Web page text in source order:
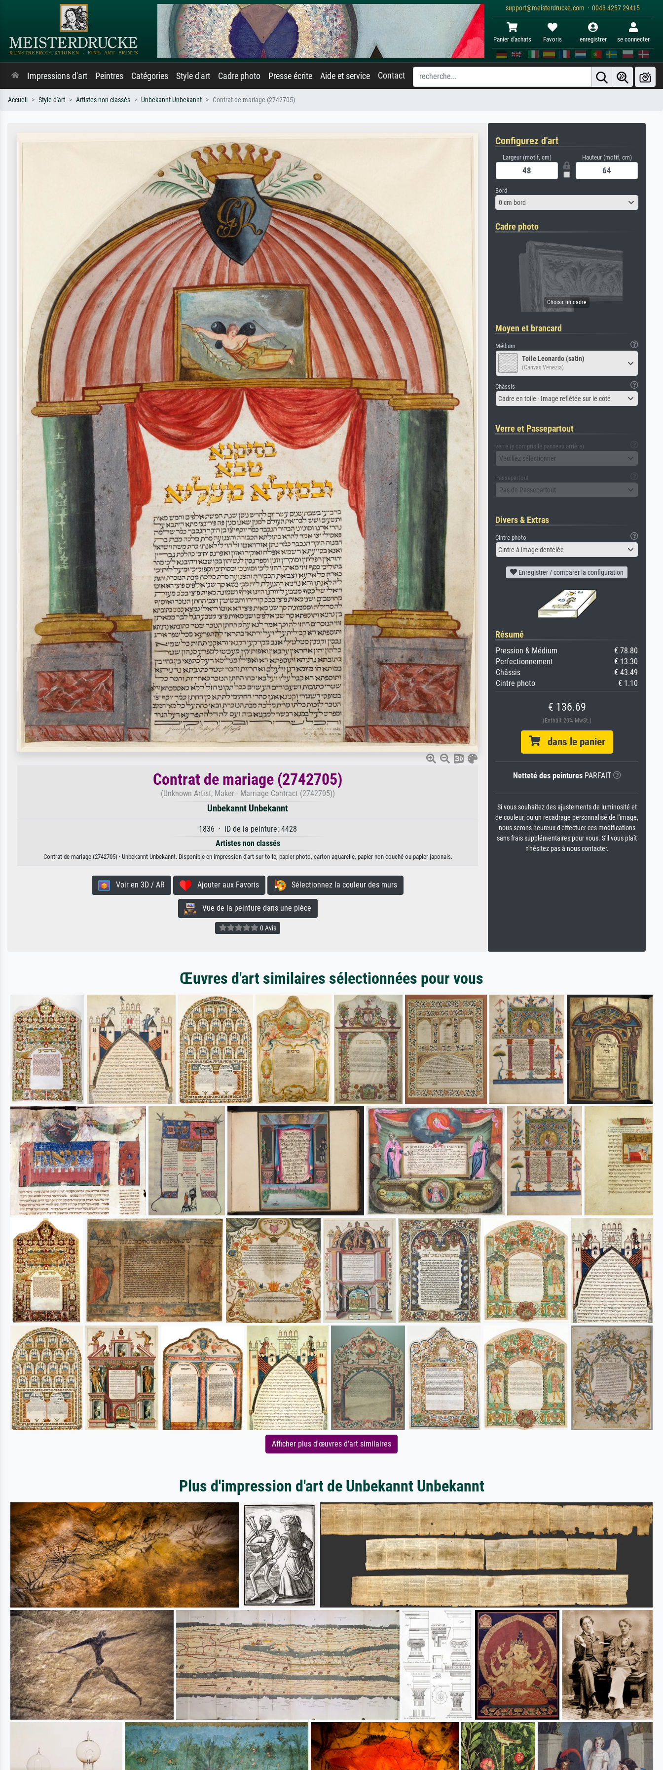
support@meisterdrucke.com · 0043 4257 29415
Panier d'achats Favoris enregistrer se connecter
Impressions d'art Peintres Catégories Style d'art Cadre photo Presse écrite Aide et service Contact
Accueil Style d'art Artistes non classés Unbekannt Unbekannt Contrat de mariage (2742705)
Contrat de mariage (2742705)
(Unknown Artist, Maker - Marriage Contract (2742705))
Unbekannt Unbekannt
1836 · ID de la peinture: 4428
Artistes non classés
Contrat de mariage (2742705) · Unbekannt Unbekannt. Disponible en impression d'art sur toile, papier photo, carton aquarelle, papier non couché ou papier japonais.
Voir en 3D / AR Ajouter aux Favoris Sélectionnez la couleur des murs
Vue de la peinture dans une pièce
0 Avis
Configurez d'art
Largeur (motif, cm) Hauteur (motif, cm)
Bord
0 cm bord
Cadre photo
Moyen et brancard
Médium
Toile Leonardo (satin)
(Canvas Venezia)
Châssis
Cadre en toile - Image reflétée sur le côté
Verre et Passepartout
verre (y compris le panneau arrière)
Veuillez sélectionner
Passepartout
Pas de Passepartout
Divers & Extras
Cintre photo
Cintre à image dentelée
Enregistrer / comparer la configuration
Résumé
Pression & Médium
€ 78.80
Perfectionnement
€ 13.30
Châssis
€ 43.49
Cintre photo
€ 1.10
€ 136.69
(Enthält 20% MwSt.)
dans le panier
Netteté des peinturesPARFAIT
Si vous souhaitez des ajustements de luminosité et
de couleur, ou un recadrage personnalisé de l'image,
nous serons heureux d'effectuer ces modifications
sans frais supplémentaires pour vous. S'il vous plaît
n'hésitez pas à nous contacter.
Œuvres d'art similaires sélectionnées pour vous
Afficher plus d'œuvres d'art similaires
Plus d'impression d'art de Unbekannt Unbekannt